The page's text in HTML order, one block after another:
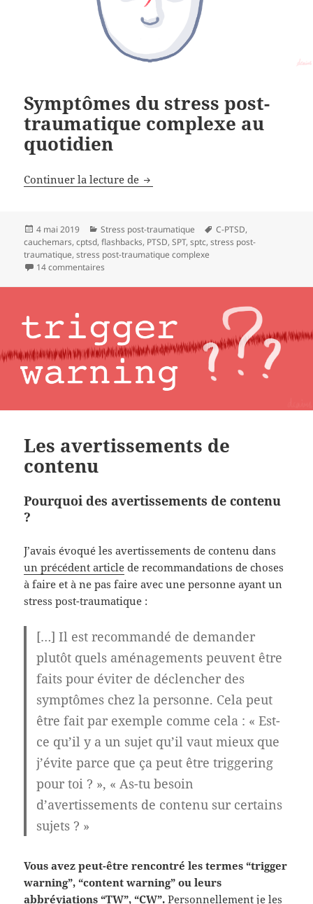
Symptômes du stress post-
traumatique complexe au
quotidien
Continuer la lecture de Symptômes du stress post-
Publié
le
4 mai 2019 Catégories
Stress post-traumatique
Mots-
clés
C-PTSD,
cauchemars,cptsd,flashbacks, PTSD,SPT,sptc,stress post-
traumatique,stress post-traumatique complexe
14 commentaires
Les avertissements de
contenu
Pourquoi des avertissements de contenu
?
J’avais évoqué les avertissements de contenu dans
un précédent article de recommandations de choses
à faire et à ne pas faire avec une personne ayant un
stress post-traumatique :
[…] Il est recommandé de demander
plutôt quels aménagements peuvent être
faits pour éviter de déclencher des
symptômes chez la personne. Cela peut
être fait par exemple comme cela : « Est-
ce qu’il y a un sujet qu’il vaut mieux que
j’évite parce que ça peut être triggering
pour toi ? », « As-tu besoin
d’avertissements de contenu sur certains
sujets ? »
Vous avez peut-être rencontré les termes “trigger
warning”, “content warning” ou leurs
abbréviations “TW”, “CW”. Personnellement je les